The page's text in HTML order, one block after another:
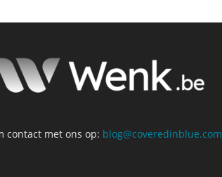
contact met ons op: blog@coveredinblue.com